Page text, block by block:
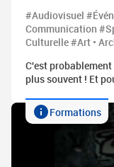
#Audiovisuel
Communication
Culturelle #Art •
C'est
plus souvent ! Et
Formations